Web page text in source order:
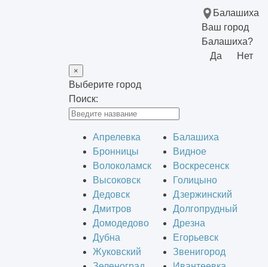
Балашиха
Ваш город
Балашиха?
Да
Нет
×
Выберите город
Поиск:
Апрелевка
Балашиха
Бронницы
Видное
Волоколамск
Воскресенск
Высоковск
Голицыно
Дедовск
Дзержинский
Дмитров
Долгопрудный
Домодедово
Дрезна
Дубна
Егорьевск
Жуковский
Звенигород